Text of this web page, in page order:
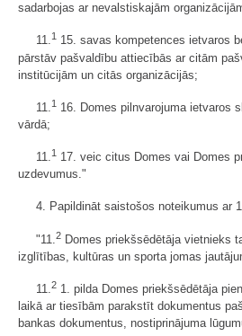
sadarbojas ar nevalstiskajām
11.1
15. savas kompetences ietvaros
pārstāv pašvaldību attiecībās ar citām
institūcijām un citās organizācijās;
11. 1 16. Domes pilnvarojuma ietvaros
vārdā;
11.1 17. veic citus Domes vai Domes
uzdevumus."
4. Papildināt saistošos noteikumus ar
"11. 2 Domes priekšsēdētāja vietnieks
izglītības, kultūras un sporta jomas
11.2 1. pilda Domes priekšsēdētāja
laikā ar tiesībām parakstīt dokumentus
bankas dokumentus, nostiprinājuma